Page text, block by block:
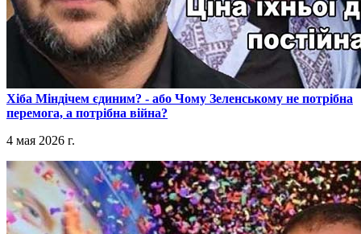
​Хіба Міндічем єдиним? - або Чому Зеленському не потрібна
перемога, а потрібна війна?
4 мая 2026 г.